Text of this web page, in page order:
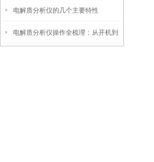
事项如下
电解质分析仪的几个主要特性
电解质分析仪操作全梳理：从开机到